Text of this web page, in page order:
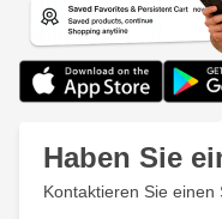
Haben Sie
Kontaktieren Sie einen